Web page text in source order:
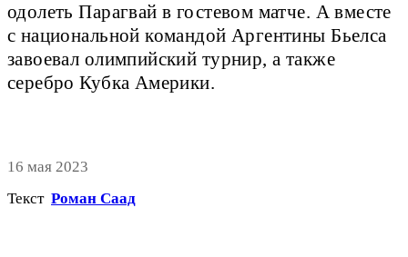
одолеть Парагвай в гостевом матче. А вместе
с национальной командой Аргентины Бьелса
завоевал олимпийский турнир, а также
серебро Кубка Америки.
16 мая 2023
Текст Роман Саад